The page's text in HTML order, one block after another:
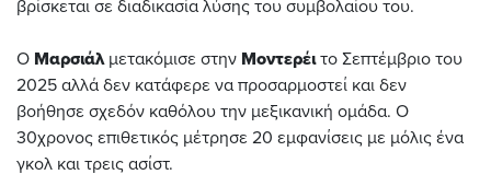
βρίσκεται σε διαδικασία λύσης του συμβολαίου του.
Ο Μαρσιάλμετακόμισε στην Μοντερέιτο Σεπτέμβριο του
2025 αλλά δεν κατάφερε να προσαρμοστεί και δεν
βοήθησε σχεδόν καθόλου την μεξικανική ομάδα. Ο
30χρονος επιθετικός μέτρησε 20 εμφανίσεις με μόλις ένα
γκολ και τρεις ασίστ.